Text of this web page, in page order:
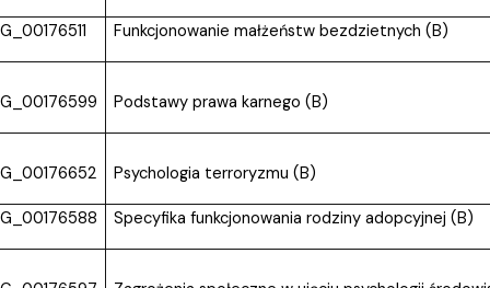
Funkcjonowanie małżeństw bezdzietnych (B)
Podstawy prawa karnego (B)
Psychologia terroryzmu (B)
Specyfika funkcjonowania rodziny adopcyjnej (B)